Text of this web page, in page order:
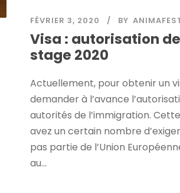
FÉVRIER 3, 2020 BY
Visa : autorisation
stage 2020
Actuellement, pour obtenir un
demander à l’avance
autorités de l’immigration.
avez un certain nombre
pas partie de l’Union
au...